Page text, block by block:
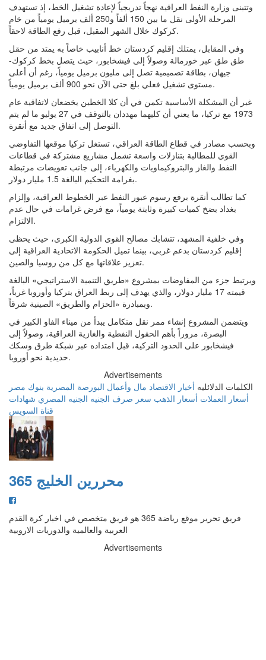
وتتبنى وزارة النفط العراقية نهجاً تدريجياً لإعادة تشغيل الخط، إذ تستهدف
المرحلة الأولى نقل ما بين 150 ألفاً و250 ألف برميل يومياً من خام
كركوك خلال الشهر المقبل، قبل رفع الطاقة لاحقاً.
وفي المقابل، يمتلك إقليم كردستان خط أنابيب خاصاً به يمتد من حقل
طق طق عبر خورمالة وصولاً إلى فيشخابور، حيث يتصل بخط كركوك-
جيهان، بطاقة تصميمية تصل إلى مليون برميل يومياً، رغم أن أعلى
مستوى تشغيل فعلي بلغ حتى الآن نحو 900 ألف برميل يومياً.
غير أن المشكلة الأساسية تكمن في أن كلا الخطين يخضعان لاتفاقية عام
1973 مع تركيا، ما يعني أن كليهما مهددان بالتوقف في 27 يوليو ما لم يتم
التوصل إلى اتفاق جديد مع أنقرة.
وبحسب مصادر في قطاع الطاقة العراقي، تستغل تركيا موقعها التفاوضي
القوي للمطالبة بتنازلات واسعة تشمل مشاريع مشتركة في قطاعات
النفط والغاز والبتروكيماويات والكهرباء، إلى جانب تعويضات مرتبطة
بغرامة التحكيم البالغة 1.5 مليار دولار.
كما تطالب أنقرة برفع رسوم عبور النفط عبر الخطوط العراقية، وإلزام
بغداد بضخ كميات كبيرة وثابتة يومياً، مع فرض غرامات في حال عدم
الالتزام.
وفي خلفية المشهد، تتشابك مصالح القوى الدولية الكبرى، حيث يحظى
إقليم كردستان بدعم غربي، بينما تميل الحكومة الاتحادية العراقية إلى
تعزيز علاقاتها مع كل من روسيا والصين.
ويرتبط جزء من المفاوضات بمشروع «طريق التنمية الاستراتيجي» البالغة
قيمته 17 مليار دولار، والذي يهدف إلى ربط العراق بتركيا وأوروبا غرباً،
وبمبادرة «الحزام والطريق» الصينية شرقاً.
ويتضمن المشروع إنشاء ممر نقل متكامل يبدأ من ميناء الفاو الكبير في
البصرة، مروراً بأهم الحقول النفطية والغازية العراقية، وصولاً إلى
فيشخابور على الحدود التركية، قبل امتداده عبر شبكة طرق وسكك
حديدية نحو أوروبا.
Advertisements
الكلمات الدلائليه أخبار الاقتصاد مال وأعمال البورصة المصرية بنوك مصر
أسعار العملات أسعار الذهب سعر صرف الجنيه الجنيه المصري شهادات
قناة السويس
محررين الخليج 365
فريق تحرير موقع رياضة 365 هو فريق متخصص في اخبار كرة القدم
العربية والعالمية والدوريات الاروبية
Advertisements